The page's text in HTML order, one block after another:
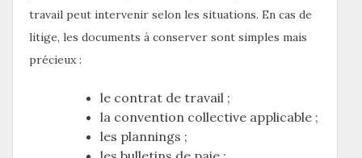
travail peut intervenir selon les situations. En cas de
litige, les documents à conserver sont simples mais
précieux :
le contrat de travail ;
la convention collective applicable ;
les plannings ;